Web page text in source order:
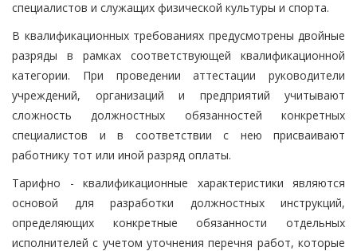
специалистов и служащих физической культуры и спорта.
В квалификационных требованиях предусмотрены двойные
разряды в рамках соответствующей квалификационной
категории. При проведении аттестации руководители
учреждений, организаций и предприятий учитывают
сложность должностных обязанностей конкретных
специалистов и в соответствии с нею присваивают
работнику тот или иной разряд оплаты.
Тарифно - квалификационные характеристики являются
основой для разработки должностных инструкций,
определяющих конкретные обязанности отдельных
исполнителей с учетом уточнения перечня работ, которые